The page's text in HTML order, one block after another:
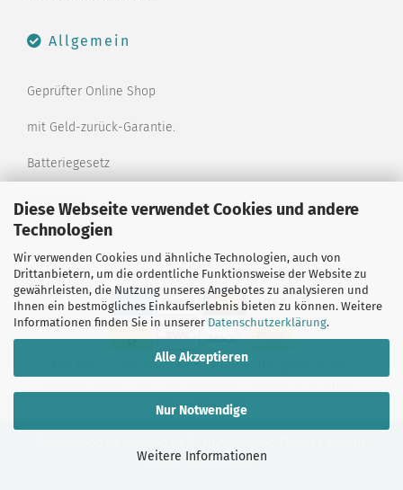
Diese Webseite verwendet Cookies und andere
Technologien
Wir verwenden Cookies und ähnliche Technologien, auch von
Drittanbietern, um die ordentliche Funktionsweise der Website zu
gewährleisten, die Nutzung unseres Angebotes zu analysieren und
Ihnen ein bestmögliches Einkaufserlebnis bieten zu können. Weitere
Informationen finden Sie in unserer Datenschutzerklärung.
Alle Akzeptieren
Nur Notwendige
Weitere Informationen
Allgemein
Geprüfter Online Shop
mit Geld-zurück-Garantie.
Batteriegesetz
Merkzettel
Kontaktformular
Alle Preise verstehen sich inklusive der gesetzlichen
gekennzeichnet.
Cookie Einstellungen